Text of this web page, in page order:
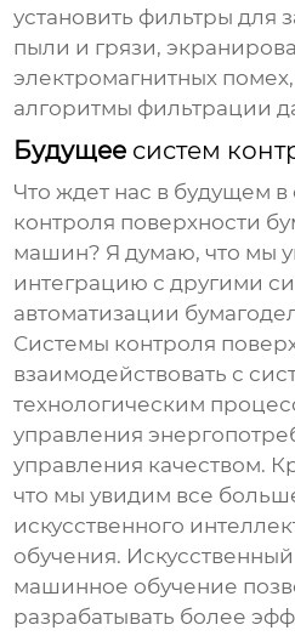
установить фильтры для
пыли и грязи,
электромагнитных
алгоритмы фильтрации
Будущее систем
Что ждет нас в будущем в
контроля поверхности
машин? Я думаю, что мы
интеграцию с другими
автоматизации
Системы контроля
взаимодействовать с
технологическим
управления
управления качеством.
что мы увидим все
искусственного
обучения.
машинное обучение
разрабатывать более